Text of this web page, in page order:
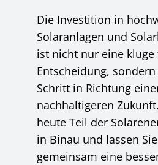
Die Investition in
Solaranlagen und
ist nicht nur eine
Entscheidung,
Schritt in Richtung
nachhaltigeren
heute Teil der
in Binau und lassen
gemeinsam eine